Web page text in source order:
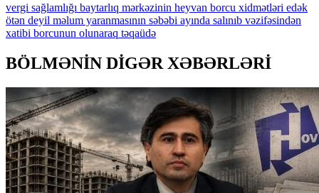
vergi sağlamlığı baytarlıq mərkəzinin heyvan borcu xidmətləri edək
ötən deyil məlum yaranmasının səbəbi ayında salınıb vəzifəsindən
xatibi borcunun olunaraq təqaüdə
BÖLMƏNİN DİGƏR XƏBƏRLƏRİ